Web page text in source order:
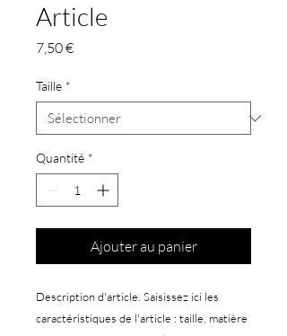
Article
7,50 €Prix
Taille *
Quantité *
Ajouter au panier
Description d'article. Saisissez ici les
caractéristiques de l'article : taille, matière